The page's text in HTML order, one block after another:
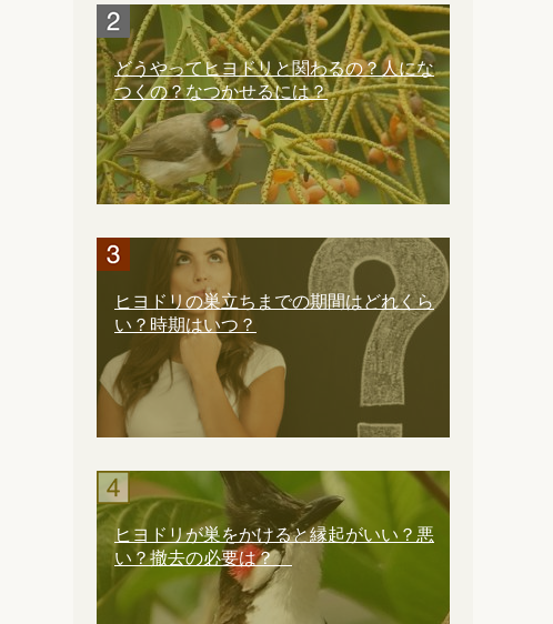
どうやってヒヨドリと関わるの？人にな
つくの？なつかせるには？
ヒヨドリの巣立ちまでの期間はどれくら
い？時期はいつ？
ヒヨドリが巣をかけると縁起がいい？悪
い？撤去の必要は？